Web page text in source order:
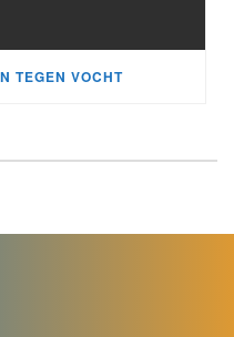
TEGEN VOCHT